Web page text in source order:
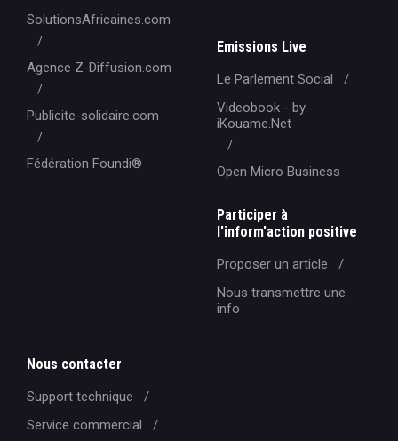
SolutionsAfricaines.com
Agence Z-Diffusion.com
Publicite-solidaire.com
Fédération Foundi®️
Emissions Live
Le Parlement Social
Videobook - by
iKouame.Net
Open Micro Business
Participer à
l'inform'action positive
Proposer un article
Nous transmettre une
info
Nous contacter
Support technique
Service commercial